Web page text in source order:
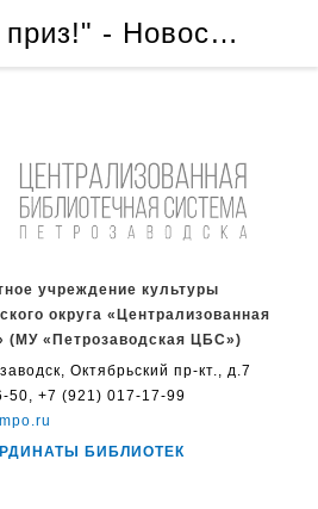
учреждение культуры
округа «Централизованная
(МУ «Петрозаводская ЦБС»)
Октябрьский пр-кт., д.7
50, +7 (921) 017-17-99
БИБЛИОТЕК
"Заберите приз!" - Новости - Муниципальное бюджетное учреждение культуры Петрозаводского городского округа «Централизованная библиотечная система» (МУ «Петрозаводская ЦБС»)